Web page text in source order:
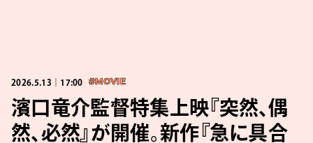
2026.5.13｜17:00 #MOVIE
濱口竜介監督特集上映『突然、偶
然、必然』が開催。新作『急に具合